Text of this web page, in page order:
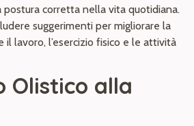
postura corretta nella vita quotidiana.
suggerimenti per migliorare la
il lavoro, l’esercizio fisico e le attività
Olistico alla